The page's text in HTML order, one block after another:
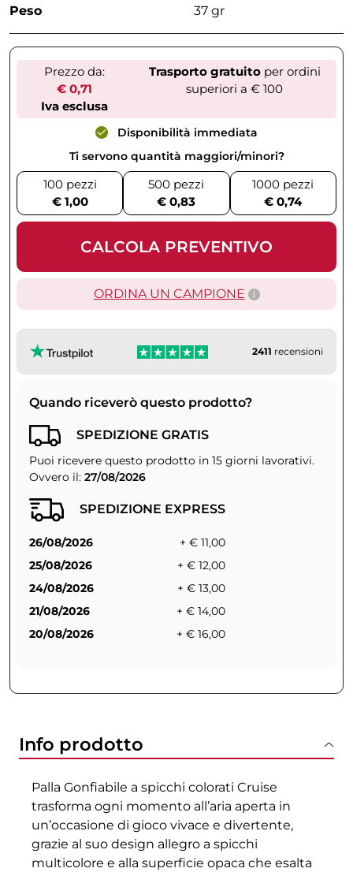
Peso 37 gr
Prezzo da:
€ 0,71
Iva esclusa
Trasporto gratuitoper ordini
superiori a € 100
Disponibilità immediata
Ti servono quantità maggiori/minori?
100 pezzi
€ 1,00
500 pezzi
€ 0,83
1000 pezzi
€ 0,74
CALCOLA PREVENTIVO
ORDINA UN CAMPIONE
2411 recensioni
Quando riceverò questo prodotto?
SPEDIZIONE GRATIS
Puoi ricevere questo prodotto in 15 giorni lavorativi.
Ovvero il: 27/08/2026
SPEDIZIONE EXPRESS
26/08/2026
+ € 11,00
25/08/2026
+ € 12,00
24/08/2026
+ € 13,00
21/08/2026
+ € 14,00
20/08/2026
+ € 16,00
Info prodotto
Palla Gonfiabile a spicchi colorati Cruise
trasforma ogni momento all’aria aperta in
un’occasione di gioco vivace e divertente,
grazie al suo design allegro a spicchi
multicolore e alla superficie opaca che esalta